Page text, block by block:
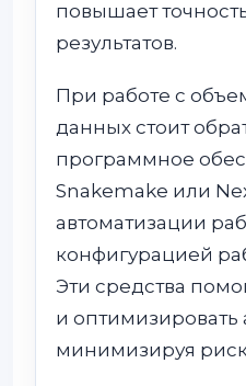
повышает
результатов.
При работе с
данных стоит
программное
Snakemake или
автоматизации
конфигурацией
Эти средства
и оптимизировать
минимизируя